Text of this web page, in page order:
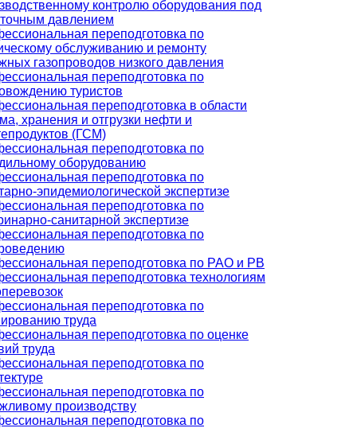
контролю оборудования под
давлением
переподготовка по
обслуживанию и ремонту
газопроводов низкого давления
переподготовка по
туристов
переподготовка в области
хранения и отгрузки нефти и
(ГСМ)
переподготовка по
оборудованию
переподготовка по
эпидемиологической экспертизе
переподготовка по
санитарной экспертизе
переподготовка по
переподготовка по РАО и РВ
переподготовка технологиям
переподготовка по
труда
переподготовка по оценке
труда
переподготовка по
переподготовка по
производству
переподготовка по